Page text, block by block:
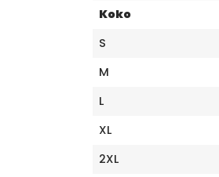
Koko
S
M
L
XL
2XL